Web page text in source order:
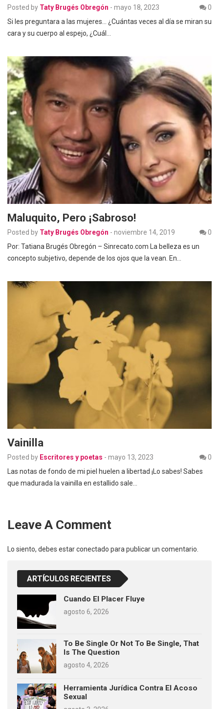
Posted by Taty Brugés Obregón - mayo 18, 2023
0
Si les preguntara a las mujeres… ¿Cuántas veces al día se miran su
cara y su cuerpo al espejo, ¿Cuál…
Maluquito, Pero ¡Sabroso!
Posted by Taty Brugés Obregón - noviembre 14, 2019
0
Por: Tatiana Brugés Obregón – Sinrecato.com La belleza es un
concepto subjetivo, depende de los ojos que la vean. En…
Vainilla
Posted by Escritores y poetas - mayo 13, 2023
0
Las notas de fondo de mi piel huelen a libertad ¡Lo sabes! Sabes
que madurada la vainilla en estallido sale…
Leave A Comment
Lo siento, debes estarconectado para publicar un comentario.
ARTÍCULOS RECIENTES
Cuando El Placer Fluye
agosto 6, 2026
To Be Single Or Not To Be Single, That
Is The Question
agosto 4, 2026
Herramienta Jurídica Contra El Acoso
Sexual